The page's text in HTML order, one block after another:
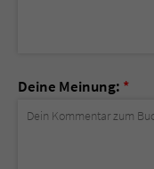
Deine Meinung: *